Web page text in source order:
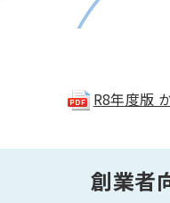
R8年度版
創業者